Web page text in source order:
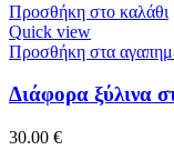
Προσθήκη στο καλάθι
Quick view
Προσθήκη στα
Διάφορα ξύλινα
30.00 €